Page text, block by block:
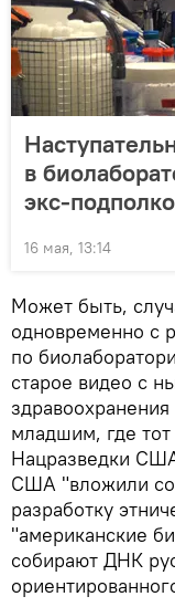
в
экс-
16 мая, 13:14
Может быть,
одновременно с
по
старое видео с
младшим, где
Нацразведки США
США "вложили
разработку
"американские
собирают ДНК